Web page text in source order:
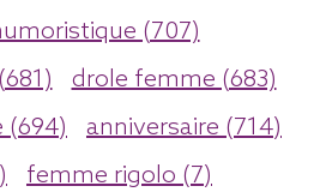
(707)
drole femme (683)
(694)
anniversaire (714)
femme rigolo (7)